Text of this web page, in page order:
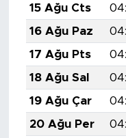
15 Ağu Cts
16 Ağu Paz
17 Ağu Pts
18 Ağu Sal
19 Ağu Çar
20 Ağu Per